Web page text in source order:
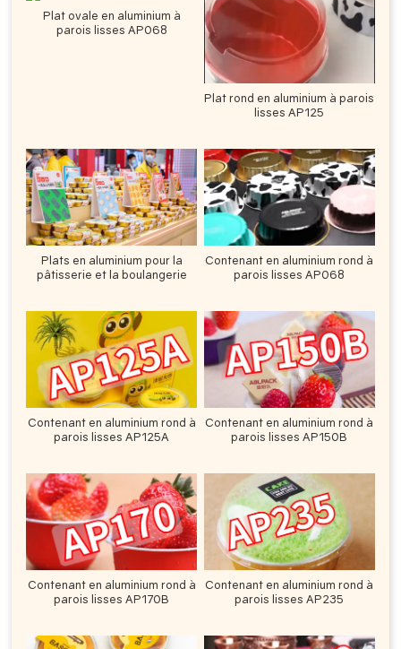
Plat ovale en aluminium à
parois lisses AP068
Plat rond en aluminium à parois
lisses AP125
Plats en aluminium pour la
pâtisserie et la boulangerie
Contenant en aluminium rond à
parois lisses AP068
Contenant en aluminium rond à
parois lisses AP125A
Contenant en aluminium rond à
parois lisses AP150B
Contenant en aluminium rond à
parois lisses AP170B
Contenant en aluminium rond à
parois lisses AP235